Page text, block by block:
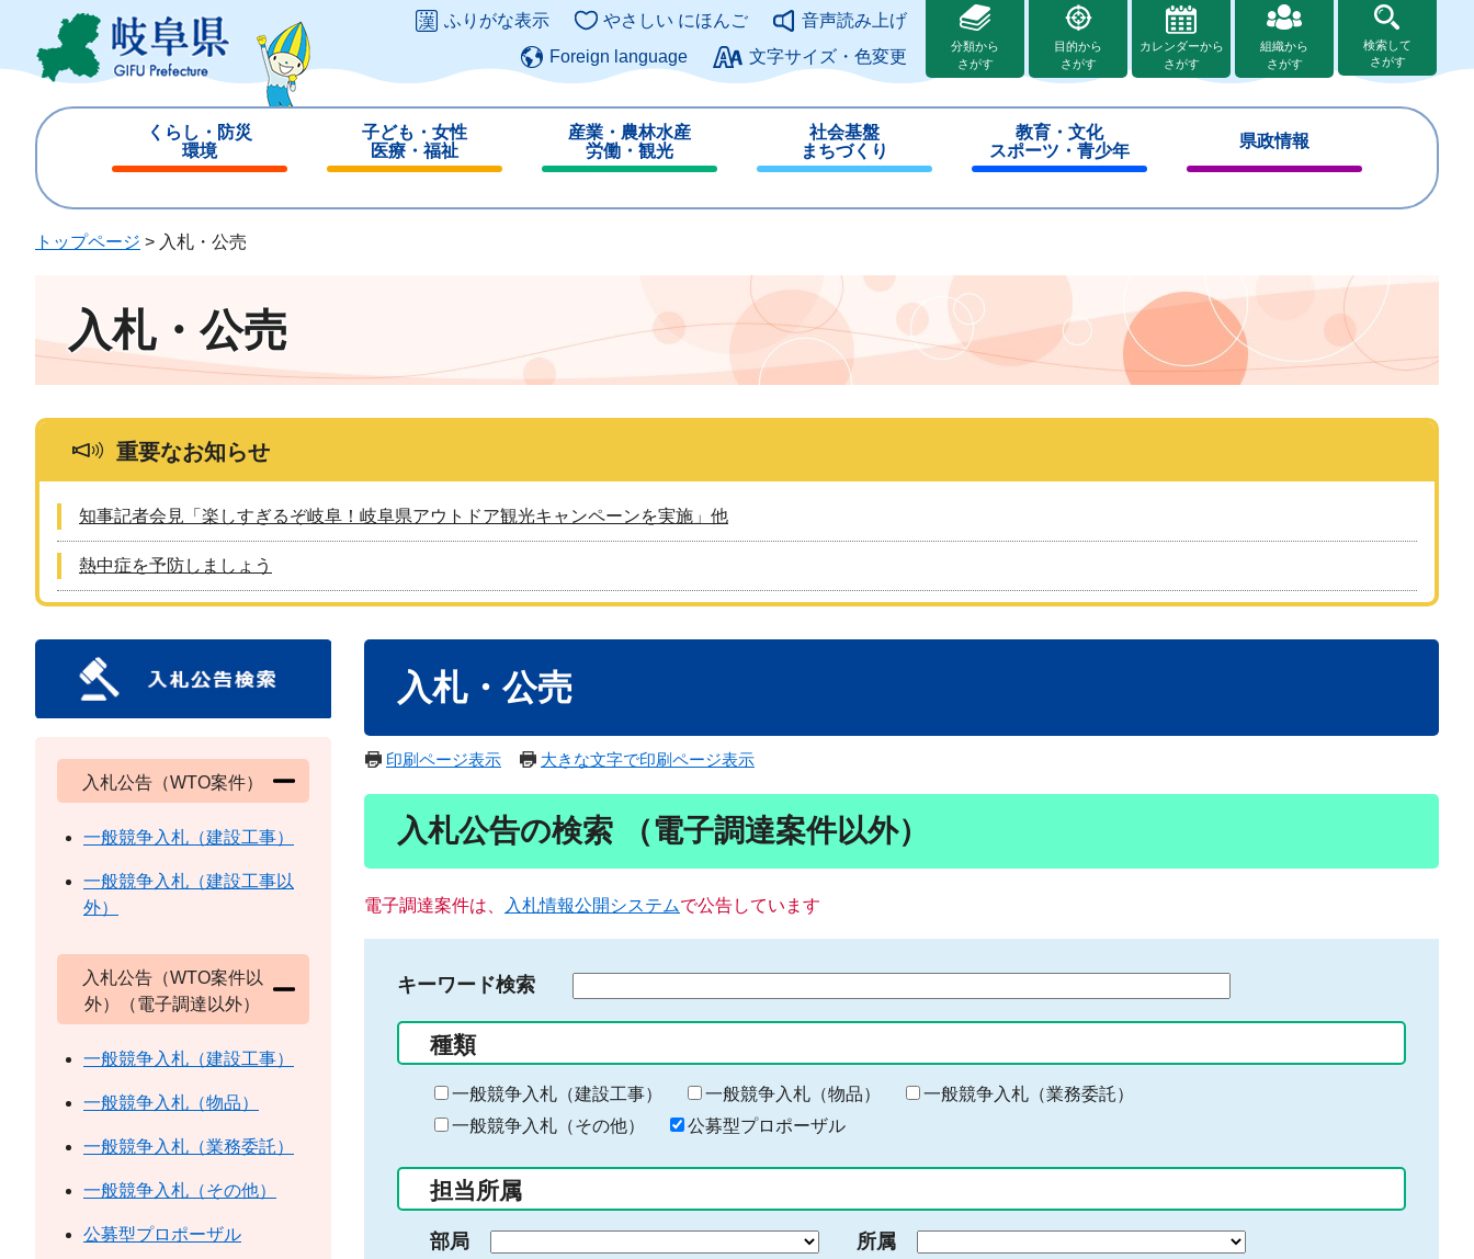
ジ
ュ
このページの本文へ
ふりがな表示 やさしい にほんご
音声読み上げ
Foreign language
文字サイズ・色変更
分類から
さがす
目的から
さがす
カレンダーから
さがす
組織から
さがす
検索して
さがす
くらし・防災
環境
じ
子ども・女性
医療・福祉
じ
産業・農林水産
労働・観光
じ
社会基盤
まちづくり
じ
教育・文化
スポーツ・青少年
じ
県政情報
じ
トップページ > 入札・公売
入札・公売
重要なお知らせ
知事記者会見「楽しすぎるぞ岐阜！岐阜県アウトドア観光キャンペーンを実施」他
熱中症を予防しましょう
入札・公売
印刷ページ表示 大きな文字で印刷ページ表示
入札公告の検索 （電子調達案件以外）
電子調達案件は、 入札情報公開システムで公告しています
キーワード検索
る
キ
ー
ー
入
種類
一般競争入札（建設工事） 一般競争入札（物品）
一般競争入札（業務委託）
一般競争入札（その他）
公募型プロポーザル
担当所属
部局 所属
入札公告（WTO案件）
一般競争入札（建設工事）
一般競争入札（建設工事以
外）
入札公告（WTO案件以
外）（電子調達以外）
一般競争入札（建設工事）
一般競争入札（物品）
一般競争入札（業務委託）
一般競争入札（その他）
公募型プロポーザル